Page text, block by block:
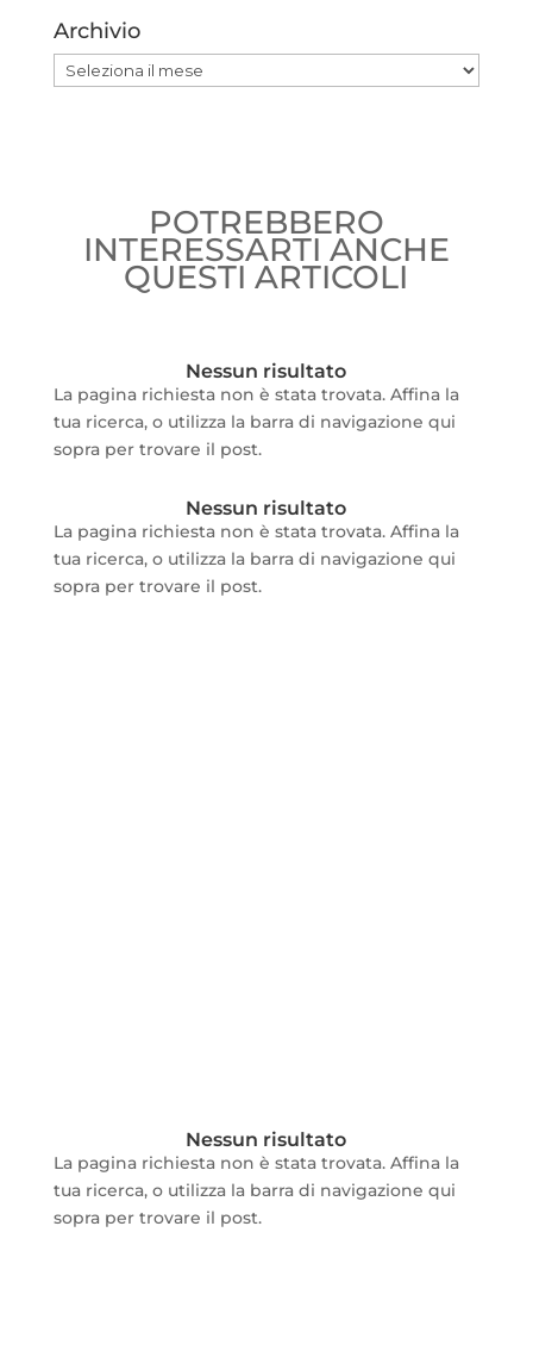
Archivio
Archivio
POTREBBERO
INTERESSARTI ANCHE
QUESTI ARTICOLI
Nessun risultato
La pagina richiesta non è stata trovata. Affina la
tua ricerca, o utilizza la barra di navigazione qui
sopra per trovare il post.
Nessun risultato
La pagina richiesta non è stata trovata. Affina la
tua ricerca, o utilizza la barra di navigazione qui
sopra per trovare il post.
Nessun risultato
La pagina richiesta non è stata trovata. Affina la
tua ricerca, o utilizza la barra di navigazione qui
sopra per trovare il post.